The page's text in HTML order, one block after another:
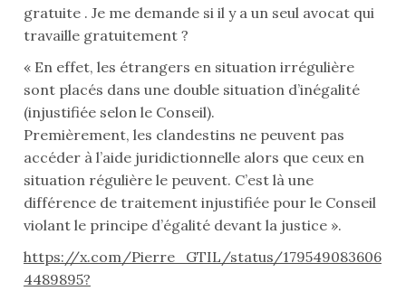
gratuite . Je me demande si il y a un seul avocat qui
travaille gratuitement ?
« En effet, les étrangers en situation irrégulière
sont placés dans une double situation d’inégalité
(injustifiée selon le Conseil).
Premièrement, les clandestins ne peuvent pas
accéder à l’aide juridictionnelle alors que ceux en
situation régulière le peuvent. C’est là une
différence de traitement injustifiée pour le Conseil
violant le principe d’égalité devant la justice ».
https://x.com/Pierre_GTIL/status/179549083606
4489895?